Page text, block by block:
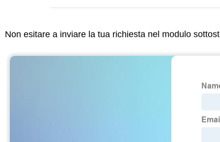
Non esitare a inviare la tua richiesta nel modulo